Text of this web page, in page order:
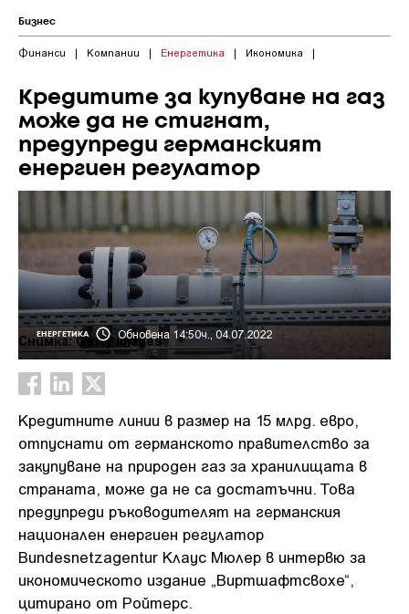
Бизнес
Финанси | Компании | Енергетика | Икономика |
Кредитите за купуване на газ
може да не стигнат,
предупреди германският
енергиен регулатор
ЕНЕРГЕТИКА Обновена 14:50ч., 04.07.2022
Снимка: Getty images
Кредитните линии в размер на 15 млрд. евро,
отпуснати от германското правителство за
закупуване на природен газ за хранилищата в
страната, може да не са достатъчни. Това
предупреди ръководителят на германския
национален енергиен регулатор
Bundesnetzagentur Клаус Мюлер в интервю за
икономическото издание „Виртшафтсвохе“,
цитирано от Ройтерс.